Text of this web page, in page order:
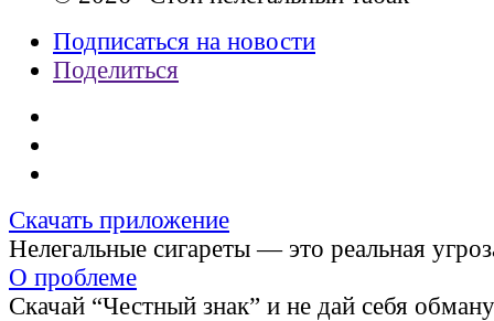
Подписаться на новости
Поделиться
Скачать приложение
Нелегальные сигареты — это реальная
О проблеме
Скачай “Честный знак” и не дай себя